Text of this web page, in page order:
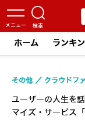
ホーム ランキ
ユーザーの人生を
マイズ・サービス
その他 クラウドフ